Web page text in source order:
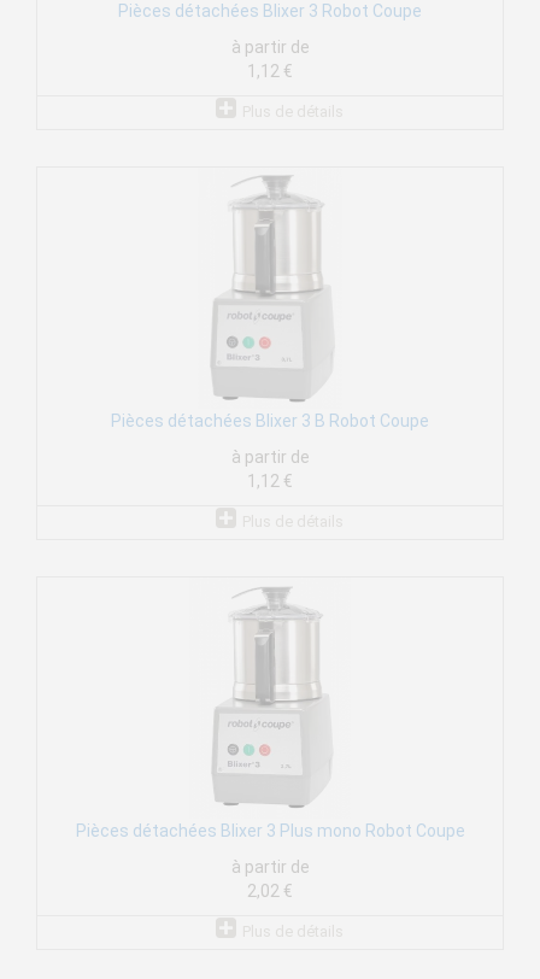
Pièces détachées Blixer 3 Robot Coupe
à partir de
1,12 €
Pièces détachées Blixer 3 B Robot Coupe
à partir de
1,12 €
Pièces détachées Blixer 3 Plus mono Robot Coupe
à partir de
2,02 €